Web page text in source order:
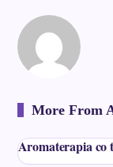
More From
Aromaterapia co